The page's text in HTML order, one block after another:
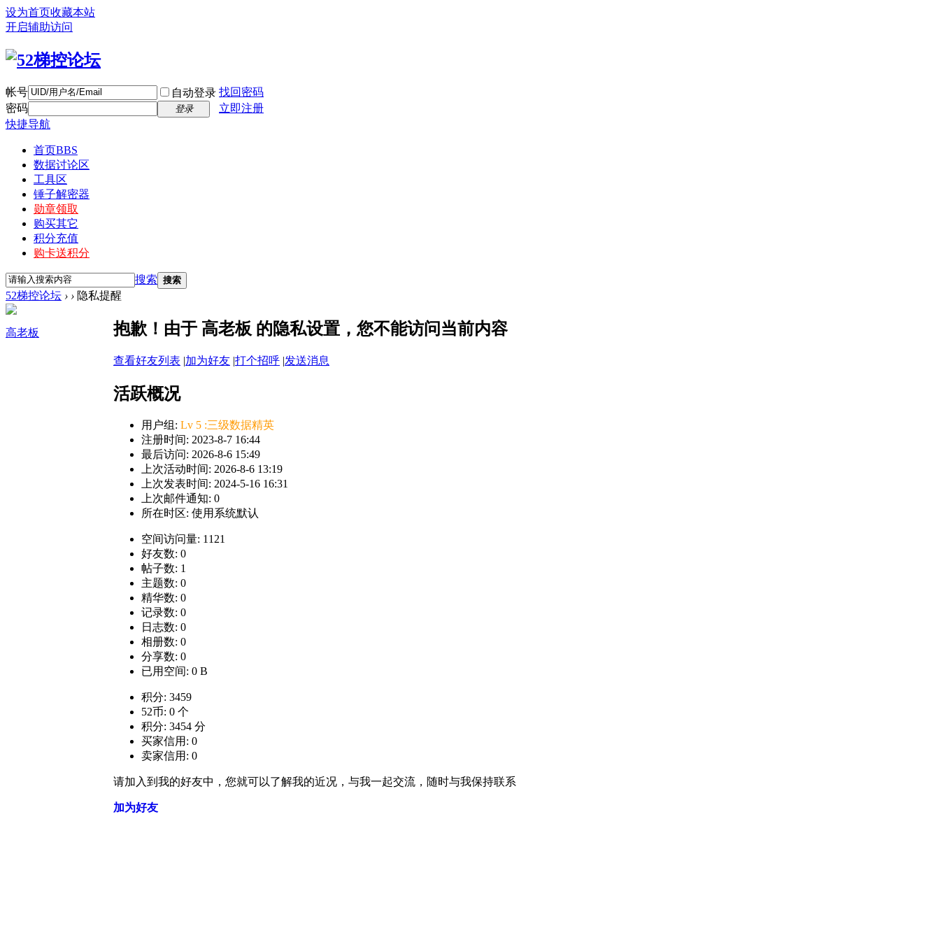
设为首页收藏本站
开启辅助访问
帐号 自动登录 找回密码
密码
登录
立即注册
快捷导航
首页BBS
数据讨论区
工具区
锤子解密器
勋章领取
购买其它
积分充值
购卡送积分
搜索 搜索
52梯控论坛 › › 隐私提醒
高老板 抱歉！由于 高老板 的隐私设置，您不能访问当前内容
查看好友列表 |加为好友 |打个招呼 |发送消息
活跃概况
用户组: Lv 5 :三级数据精英
注册时间: 2023-8-7 16:44
最后访问: 2026-8-6 15:49
上次活动时间: 2026-8-6 13:19
上次发表时间: 2024-5-16 16:31
上次邮件通知: 0
所在时区: 使用系统默认
空间访问量: 1121
好友数: 0
帖子数: 1
主题数: 0
精华数: 0
记录数: 0
日志数: 0
相册数: 0
分享数: 0
已用空间: 0 B
积分: 3459
52币: 0 个
积分: 3454 分
买家信用: 0
卖家信用: 0
请加入到我的好友中，您就可以了解我的近况，与我一起交流，随时与我保持联系
加为好友